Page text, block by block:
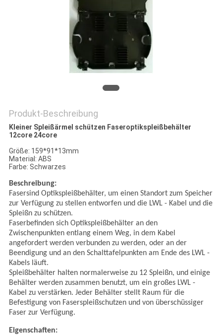
Produkt-Beschreibung
Kleiner Spleißärmel schützen Faseroptikspleißbehälter
12core 24core
Größe: 159*91*13mm
Material: ABS
Farbe: Schwarzes
Beschreibung:
Fasersind Optikspleißbehälter, um einen Standort zum Speicher
zur Verfügung zu stellen entworfen und die LWL - Kabel und die
Spleißn zu schützen.
Faserbefinden sich Optikspleißbehälter an den
Zwischenpunkten entlang einem Weg, in dem Kabel
angefordert werden verbunden zu werden, oder an der
Beendigung und an den Schalttafelpunkten am Ende des LWL -
Kabels läuft.
Spleißbehälter halten normalerweise zu 12 Spleißn, und einige
Behälter werden zusammen benutzt, um ein großes LWL -
Kabel zu verstärken. Jeder Behälter stellt Raum für die
Befestigung von Faserspleißschutzen und von überschüssiger
Faser zur Verfügung.
Eigenschaften: